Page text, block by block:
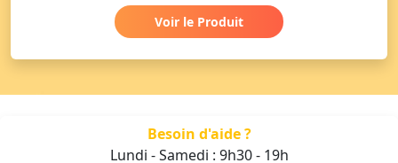
Voir le Produit
Besoin d'aide ?
Lundi - Samedi : 9h30 - 19h